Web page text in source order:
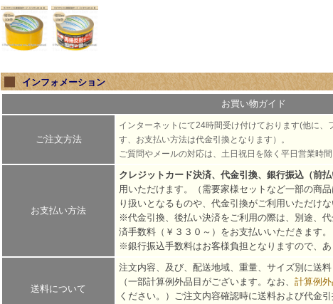
インフォメーション
お買い物ガイド
ご注文方法
インターネットにて24時間受け付けております(他に、
す、お支払い方法は代金引換となります）。
ご質問やメールの対応は、土日祝日を除く平日営業時間
お支払い方法
クレジットカード決済、代金引換、銀行振込（前
用いただけます。（需要家様セットなど一部の商
り扱いとなるものや、代金引換がご利用いただけな
※代金引換、後払い決済をご利用の際は、別途、
済手数料（￥３３０～）をお支払いいただきます。
※銀行振込手数料はお客様負担となりますので、あ
送料について
注文内容、及び、配送地域、重量、サイズ別に送
（一部計算例外品目がございます。なお、 計算例
ください。）ご注文内容確認時に送料および代金